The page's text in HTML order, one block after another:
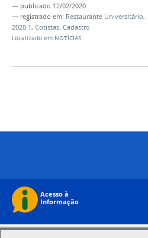
— publicado 12/02/2020
— registrado em: Restaurante Universitário,
2020.1, Cotistas, Cadastro
Localizado em NOTÍCIAS